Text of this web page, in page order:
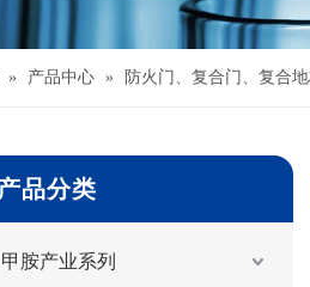
» 产品中心 » 防火门、复合门、复合
品分类
甲胺产业系列